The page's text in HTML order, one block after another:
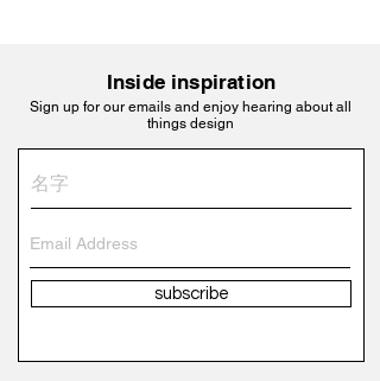
Inside inspiration
Sign up for our emails and enjoy hearing about all
things design
subscribe